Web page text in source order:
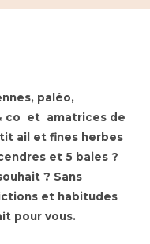
paléo,
co et amatrices de
ail et fines herbes
et 5 baies ?
? Sans
et habitudes
pour vous.